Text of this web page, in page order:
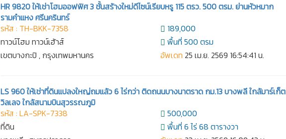
HR 9820 ให้เช่าโฮมออฟฟิศ 3 ชั้นสร้างใหม่ดีไซน์เรียบหรู 115 ตรว. 500 ตรม. ย่านหัวหมาก
รามคำแหง ศรีนครินทร์
รหัส : TH-BKK-7358
ทาวน์โฮม ทาวน์เฮ้าส์
เขตบางกะปิ , กรุงเทพมหานคร
189,000
พื้นที่ 500 ตรม
อัพเดท 25 เม.ย. 2569 16:54:41 น.
LS 960 ให้เช่าที่ดินแปลงใหญ่ถมแล้ว 6 ไร่กว่า ติดถนนบางนาตราด กม.13 บางพลี ใกล้มาร์เก็ต
วิลเลจ ใกล้สนามบินสุวรรณภูมิ
รหัส : LA-SPK-7338
ที่ดิน
500,000
พื้นที่ 6 ไร่ 68 ตารางวา